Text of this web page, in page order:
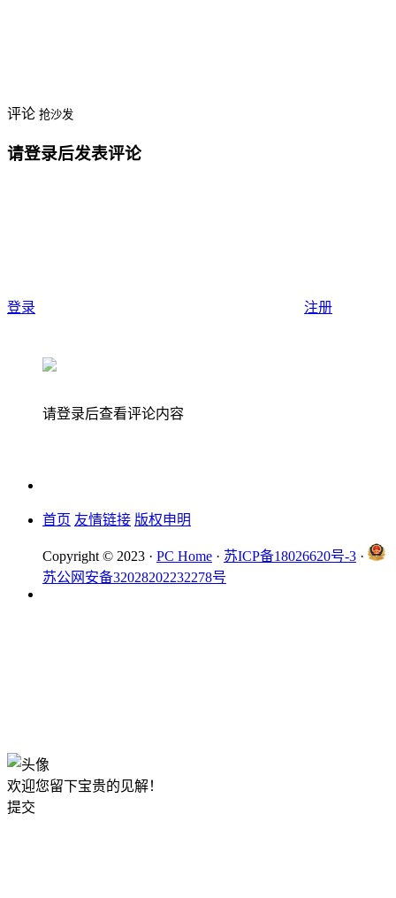
评论 抢沙发
请登录后发表评论
登录 注册
请登录后查看评论内容
首页 友情链接 版权申明
Copyright © 2023 · PC Home · 苏ICP备18026620号-3 ·
苏公网安备32028202232278号
欢迎您留下宝贵的见解！
提交